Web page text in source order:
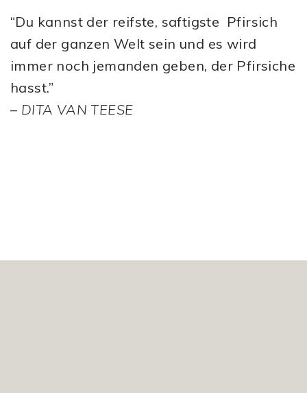
“Du kannst der reifste, saftigste Pfirsich
auf der ganzen Welt sein und es wird
immer noch jemanden geben, der Pfirsiche
hasst.”
– DITA VAN TEESE